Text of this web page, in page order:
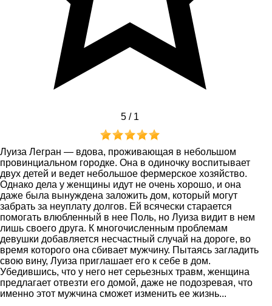
5 / 1
Луиза Легран — вдова, проживающая в небольшом
провинциальном городке. Она в одиночку воспитывает
двух детей и ведет небольшое фермерское хозяйство.
Однако дела у женщины идут не очень хорошо, и она
даже была вынуждена заложить дом, который могут
забрать за неуплату долгов. Ей всячески старается
помогать влюбленный в нее Поль, но Луиза видит в нем
лишь своего друга. К многочисленным проблемам
девушки добавляется несчастный случай на дороге, во
время которого она сбивает мужчину. Пытаясь загладить
свою вину, Луиза приглашает его к себе в дом.
Убедившись, что у него нет серьезных травм, женщина
предлагает отвезти его домой, даже не подозревая, что
именно этот мужчина сможет изменить ее жизнь...